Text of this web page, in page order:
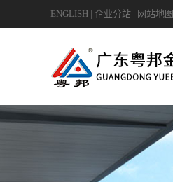
ENGLISH | 企业分站 | 网站地图